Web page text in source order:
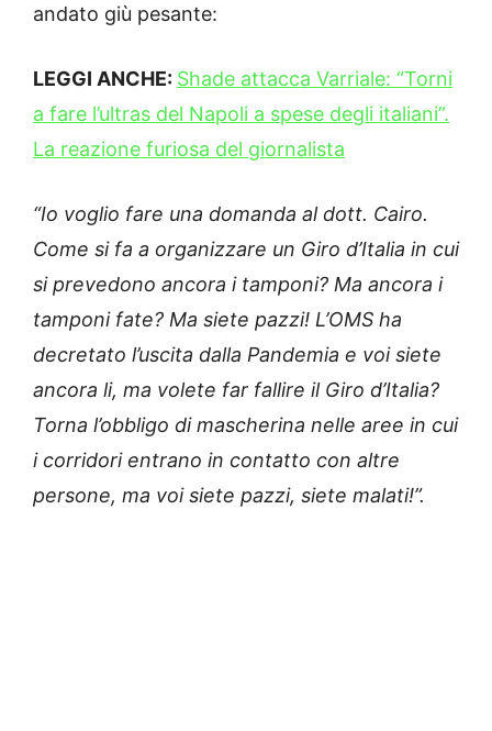
andato giù pesante:
LEGGI ANCHE: Shade attacca Varriale: “Torni
a fare l’ultras del Napoli a spese degli italiani”.
La reazione furiosa del giornalista
“Io voglio fare una domanda al dott. Cairo.
Come si fa a organizzare un Giro d’Italia in cui
si prevedono ancora i tamponi? Ma ancora i
tamponi fate? Ma siete pazzi! L’OMS ha
decretato l’uscita dalla Pandemia e voi siete
ancora li, ma volete far fallire il Giro d’Italia?
Torna l’obbligo di mascherina nelle aree in cui
i corridori entrano in contatto con altre
persone, ma voi siete pazzi, siete malati!”.